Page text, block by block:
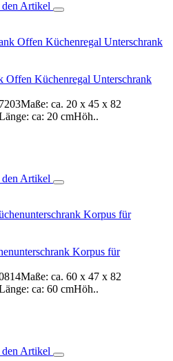
Artikel
Offen Küchenregal Unterschrank
ca. 20 x 45 x 82
ca: 20 cmHöh..
Artikel
Korpus für
ca. 60 x 47 x 82
ca: 60 cmHöh..
Artikel